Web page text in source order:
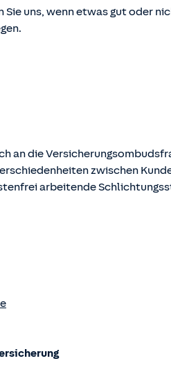
und -beratung (VersVermV)
Sie uns, wenn etwas gut oder
an die
zwischen
arbeitende